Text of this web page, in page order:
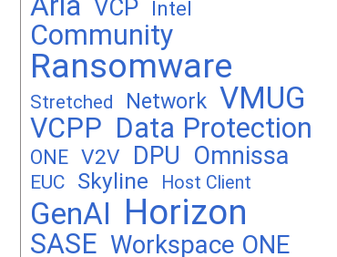
VCP Intel
Community
Ransomware
Stretched Network VMUG
VCPP Data Protection
ONE V2V DPU Omnissa
EUC Skyline Host Client
GenAI Horizon
SASE Workspace ONE